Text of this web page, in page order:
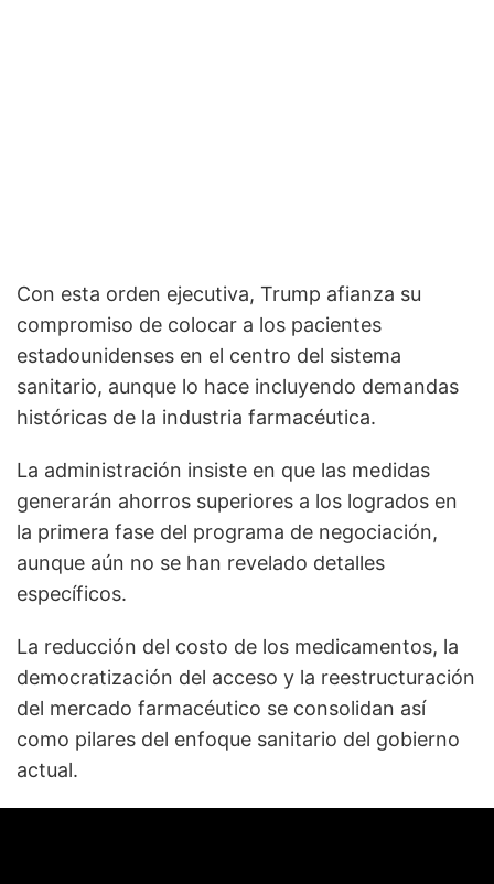
Con esta orden ejecutiva, Trump afianza su
compromiso de colocar a los pacientes
estadounidenses en el centro del sistema
sanitario, aunque lo hace incluyendo demandas
históricas de la industria farmacéutica.
La administración insiste en que las medidas
generarán ahorros superiores a los logrados en
la primera fase del programa de negociación,
aunque aún no se han revelado detalles
específicos.
La reducción del costo de los medicamentos, la
democratización del acceso y la reestructuración
del mercado farmacéutico se consolidan así
como pilares del enfoque sanitario del gobierno
actual.